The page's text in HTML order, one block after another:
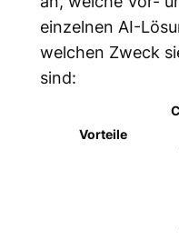
einzelnen AI-
welchen Zweck
sind:
Vorteile